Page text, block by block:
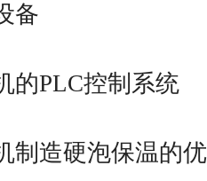
备
的PLC控制系统
制造硬泡保温的